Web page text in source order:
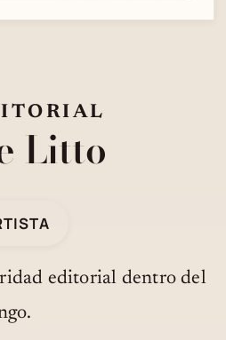
Litto
editorial dentro del